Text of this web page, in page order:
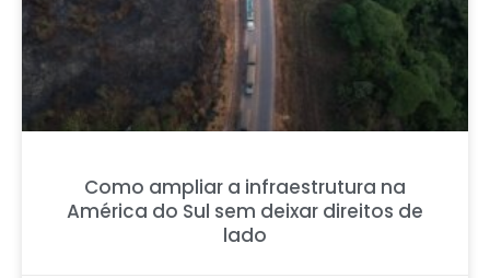
Como ampliar a infraestrutura na
América do Sul sem deixar direitos de
lado